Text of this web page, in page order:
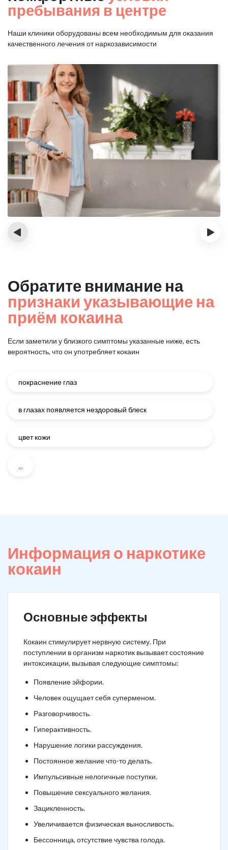
пребывания в центре
Наши клиники оборудованы всем необходимым для оказания
качественного лечения от наркозависимости
‹ ›
Обратите внимание на
признаки указывающие на
приём кокаина
Если заметили у близкого симптомы указанные ниже, есть
вероятность, что он употребляет кокаин
покраснение глаз
в глазах появляется нездоровый блеск
цвет кожи
...
Информация о наркотике
кокаин
Основные эффекты
Кокаин стимулирует нервную систему. При
поступлении в организм наркотик вызывает состояние
интоксикации, вызывая следующие симптомы:
Появление эйфории.
Человек ощущает себя суперменом.
Разговорчивость.
Гиперактивность.
Нарушение логики рассуждения.
Постоянное желание что-то делать.
Импульсивные нелогичные поступки.
Повышение сексуального желания.
Зацикленность.
Увеличивается физическая выносливость.
Бессонница, отсутствие чувства голода.